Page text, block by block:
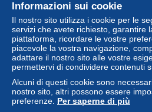
dal ricevimento della richiesta
venditore.
Shipments are made
from Spain
Informazioni sui cookie
Il nostro sito utilizza i cookie per le
servizi che avete richiesto, garantire
piattaforma, ricordare le vostre
piacevole la vostra navigazione,
adattare il nostro sito alle vostre
permettervi di condividere contenuti
Alcuni di questi cookie sono
nostro sito, altri possono essere
preferenze. Per saperne di più
Acquistare su Delcampe
Vendere su Delcampe
Un sito sicuro